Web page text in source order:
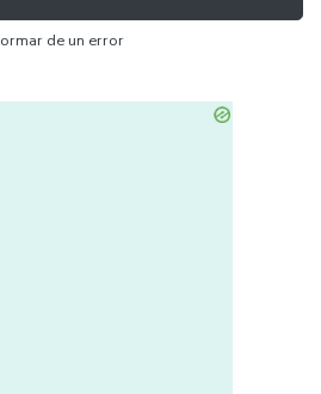
de un error